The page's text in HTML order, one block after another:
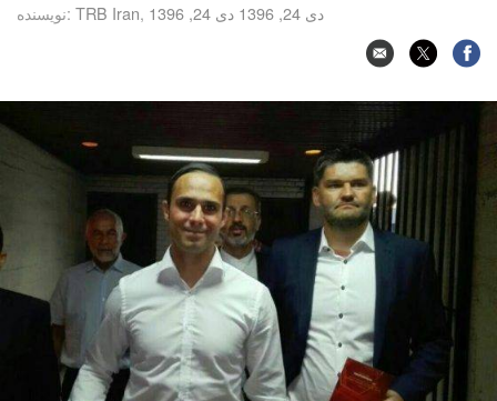
نویسنده:TRB Iran, دی 24, 1396 دی 24, 1396